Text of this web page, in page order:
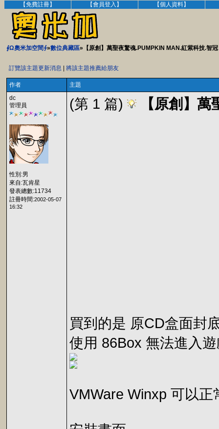
【免費註冊】 【會員登入】 【個人資料】
∮Ω奧米加空間∮»數位典藏區»【原創】萬聖夜驚魂.PUMPKIN MAN.紅紫科技.智冠
訂覽該主題更新消息 將該主題推薦給朋友
作者
主題
dc
管理員
性別:男
來自:瓦肯星
發表總數:11734
註冊時間:2002-05-07
16:32
(第 1 篇) 【原創】
買到的是 原CD盒面封
使用 86Box 無法進入
VMWare Winxp 可以正